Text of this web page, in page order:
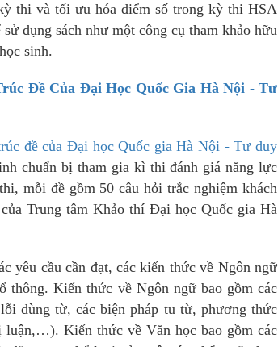
thi và tối ưu hóa điểm số trong kỳ thi HSA
dụng sách như một công cụ tham khảo hữu
sinh.
Đề Của Đại Học Quốc Gia Hà Nội - Tư
đề của Đại học Quốc gia Hà Nội - Tư duy
chuẩn bị tham gia kì thi đánh giá năng lực
mỗi đề gồm 50 câu hỏi trắc nghiệm khách
Trung tâm Khảo thí Đại học Quốc gia Hà
yêu cầu cần đạt, các kiến thức về Ngôn ngữ
thông. Kiến thức về Ngôn ngữ bao gồm các
dùng từ, các biện pháp tu từ, phương thức
luận,…). Kiến thức về Văn học bao gồm các